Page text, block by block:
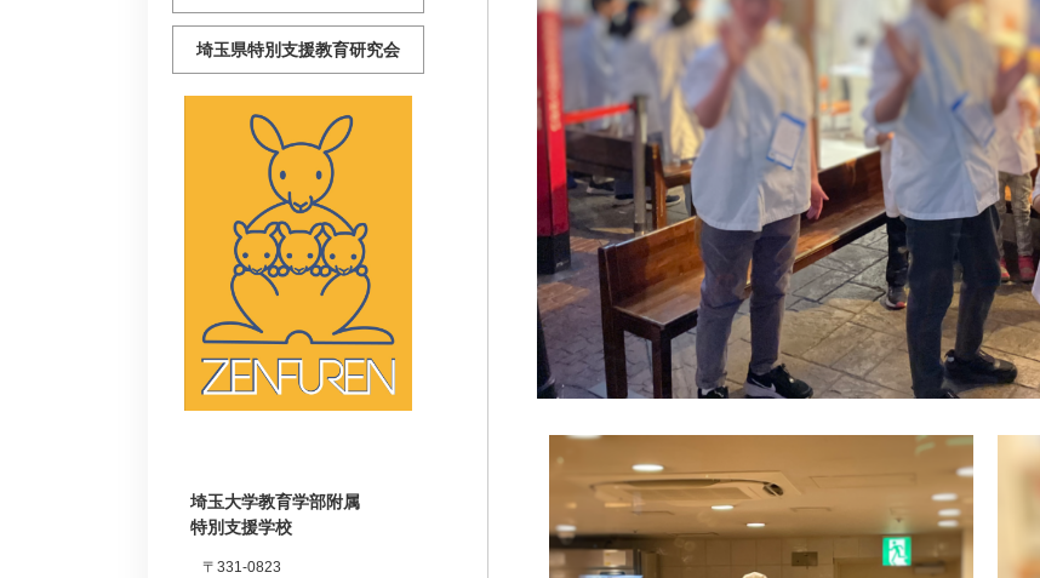
埼玉県特別支援教育研究会
埼玉大学教育学部附属
特別支援学校
〒331-0823